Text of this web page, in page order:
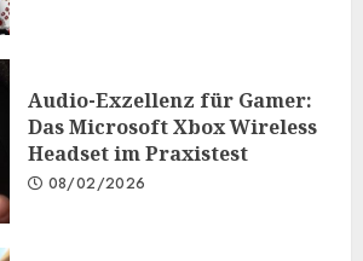
Audio-Exzellenz für Gamer:
Das Microsoft Xbox Wireless
Headset im Praxistest
08/02/2026